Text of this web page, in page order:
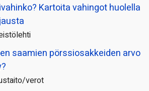
Kartoita vahingot huolella
saamien pörssi­osakkeiden arvo
verot